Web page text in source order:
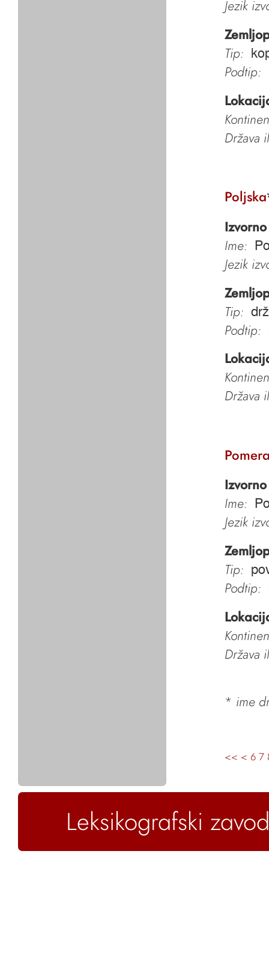
Jezik
Tip:
Podtip:
Država
Poljska
Ime:
Jezik
Tip:
Podtip:
Država
Ime:
Jezik
Tip:
Podtip:
Država
* ime
<< < 6 7
Leksikografski